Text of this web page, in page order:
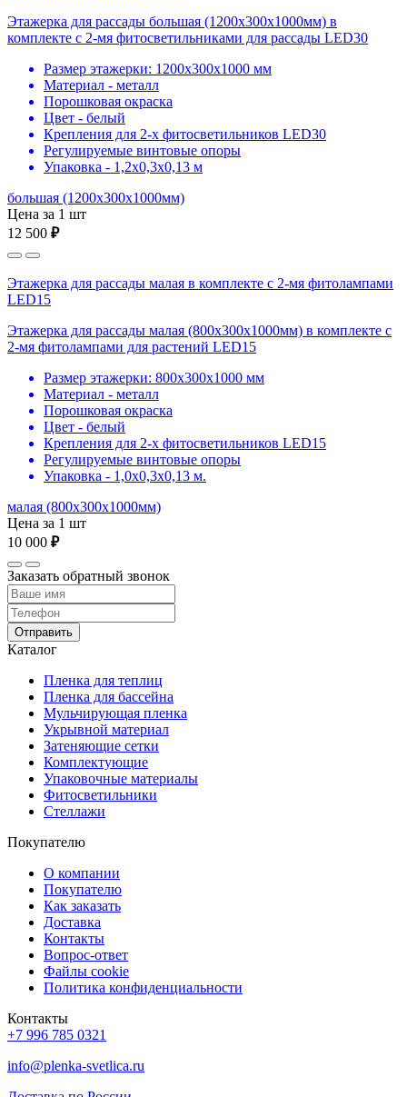
Этажерка для рассады большая (1200х300х1000мм) в
комплекте с 2-мя фитосветильниками для рассады LED30
Размер этажерки: 1200х300х1000 мм
Материал - металл
Порошковая окраска
Цвет - белый
Крепления для 2-х фитосветильников LED30
Регулируемые винтовые опоры
Упаковка - 1,2х0,3х0,13 м
большая (1200х300х1000мм)
Цена за 1 шт
12 500 ₽
Этажерка для рассады малая в комплекте с 2-мя фитолампами
LED15
Этажерка для рассады малая (800х300х1000мм) в комплекте с
2-мя фитолампами для растений LED15
Размер этажерки: 800х300х1000 мм
Материал - металл
Порошковая окраска
Цвет - белый
Крепления для 2-х фитосветильников LED15
Регулируемые винтовые опоры
Упаковка - 1,0х0,3х0,13 м.
малая (800х300х1000мм)
Цена за 1 шт
10 000 ₽
Заказать обратный звонок
Отправить
Каталог
Пленка для теплиц
Пленка для бассейна
Мульчирующая пленка
Укрывной материал
Затеняющие сетки
Комплектующие
Упаковочные материалы
Фитосветильники
Стеллажи
Покупателю
О компании
Покупателю
Как заказать
Доставка
Контакты
Вопрос-ответ
Файлы cookie
Политика конфиденциальности
Контакты
+7 996 785 0321
info@plenka-svetlica.ru